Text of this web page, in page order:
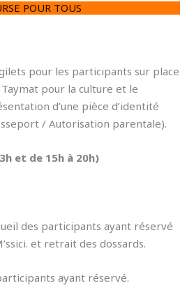
POUR TOUS
pour les participants sur place
Taymat pour la culture et le
d’une pièce d’identité
/ Autorisation parentale).
et de 15h à 20h)
des participants ayant réservé
et retrait des dossards.
ayant réservé.